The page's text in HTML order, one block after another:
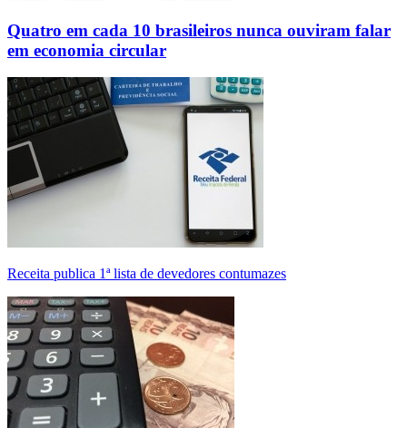
Quatro em cada 10 brasileiros nunca ouviram falar
em economia circular
Receita publica 1ª lista de devedores contumazes